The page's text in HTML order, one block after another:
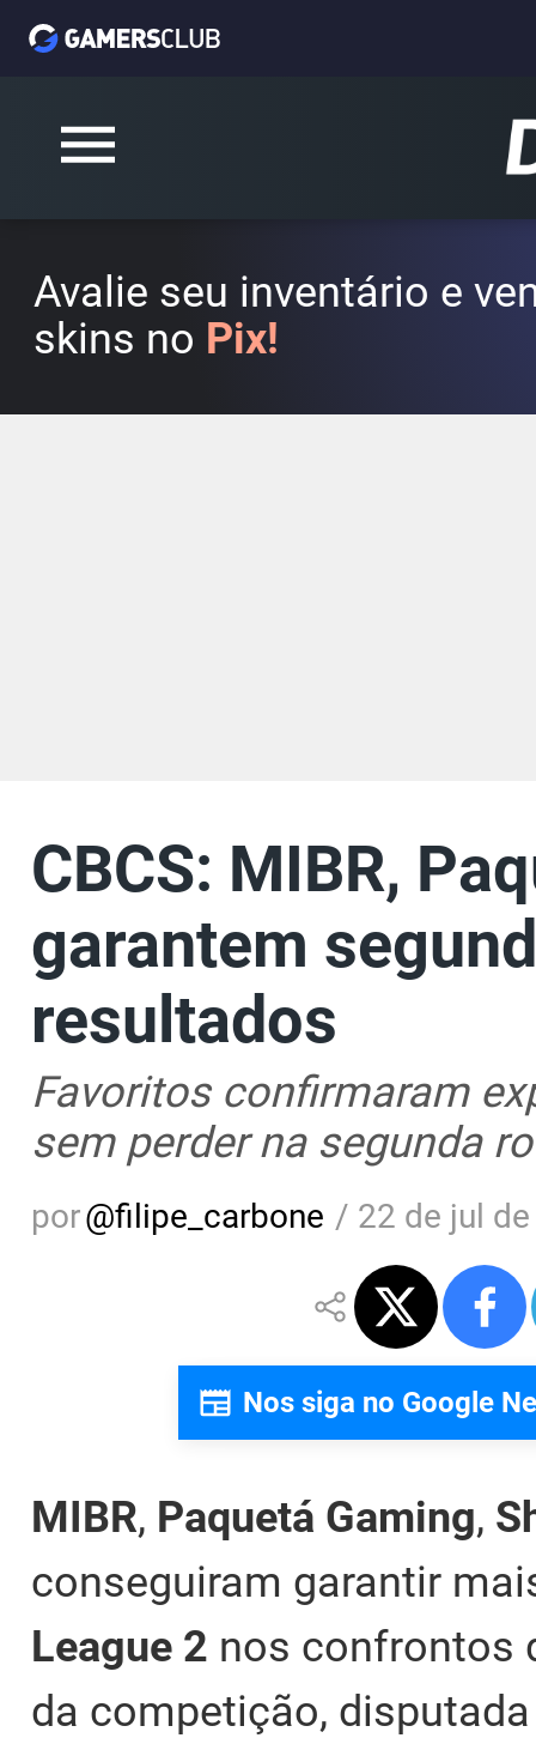
Avalie seu inventário e
skins no Pix!
CBCS: MIBR,
garantem
resultados
Favoritos confirmaram
sem perder na segunda
por@filipe_carbone / 22 de jul
Nos siga no Google
MIBR, Paquetá Gaming,
conseguiram garantir
League 2 nos confrontos
da competição,